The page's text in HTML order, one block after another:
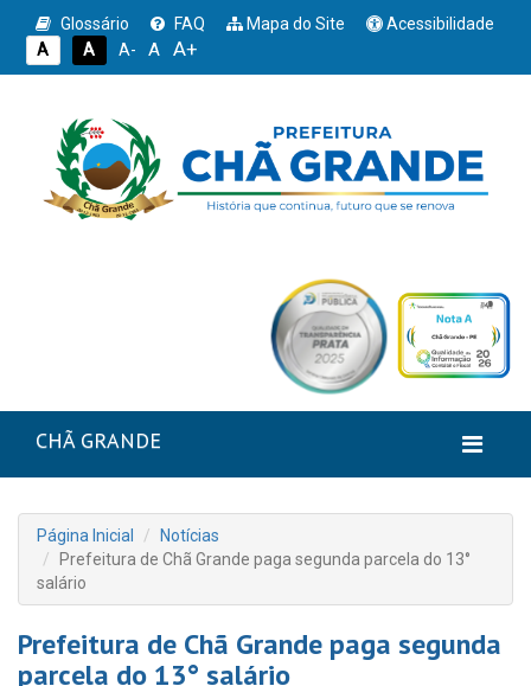
Glossário FAQ Mapa do Site
Acessibilidade
A
A A- A A+
CHÃ GRANDE
Página Inicial
Notícias
Prefeitura de Chã Grande paga segunda parcela do 13°
salário
Prefeitura de Chã Grande paga segunda
parcela do 13° salário